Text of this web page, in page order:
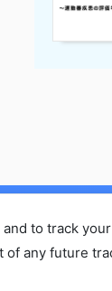
概要
to track
any future